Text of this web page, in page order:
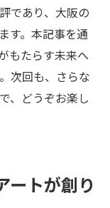
であり、大阪の
す。本記事を通
もたらす未来へ
次回も、さらな
、どうぞお楽し
ートが創り